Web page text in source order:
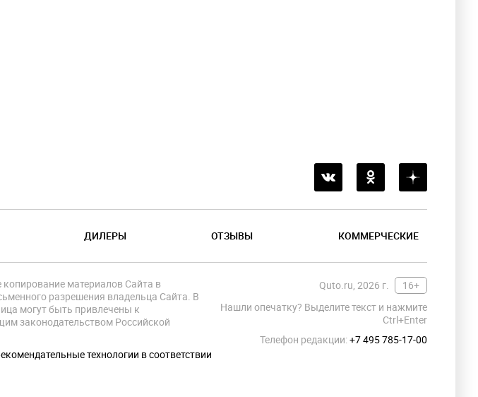
ДИЛЕРЫ ОТЗЫВЫ КОММЕРЧЕСКИЕ
Quto.ru, 2026 г.
16+
Нашли опечатку? Выделите текст и нажмите
Ctrl+Enter
Телефон редакции:+7 495 785-17-00
материалов Сайта в
разрешения владельца Сайта. В
могут быть привлечены к
законодательством Российской
технологии в соответствии